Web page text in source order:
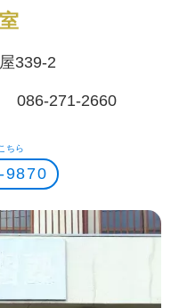
339-2
086-271-2660
ちら
9870